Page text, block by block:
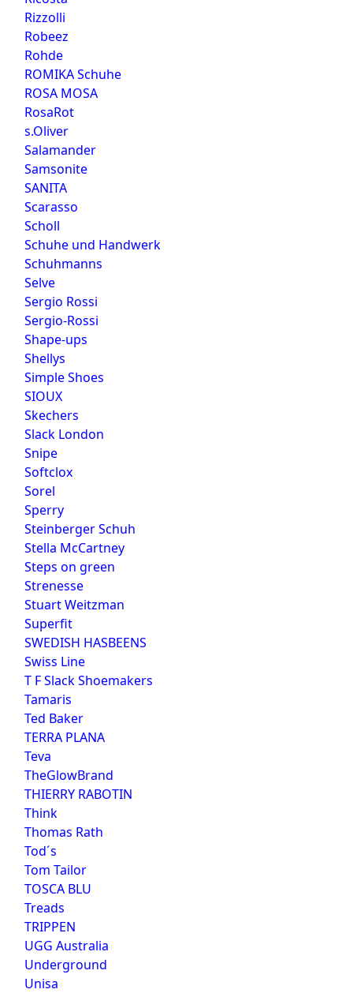
Rizzolli
Robeez
Rohde
ROMIKA Schuhe
ROSA MOSA
RosaRot
s.Oliver
Salamander
Samsonite
SANITA
Scarasso
Scholl
Schuhe und Handwerk
Schuhmanns
Selve
Sergio Rossi
Sergio-Rossi
Shape-ups
Shellys
Simple Shoes
SIOUX
Skechers
Slack London
Snipe
Softclox
Sorel
Sperry
Steinberger Schuh
Stella McCartney
Steps on green
Strenesse
Stuart Weitzman
Superfit
SWEDISH HASBEENS
Swiss Line
T F Slack Shoemakers
Tamaris
Ted Baker
TERRA PLANA
Teva
TheGlowBrand
THIERRY RABOTIN
Think
Thomas Rath
Tod´s
Tom Tailor
TOSCA BLU
Treads
TRIPPEN
UGG Australia
Underground
Unisa